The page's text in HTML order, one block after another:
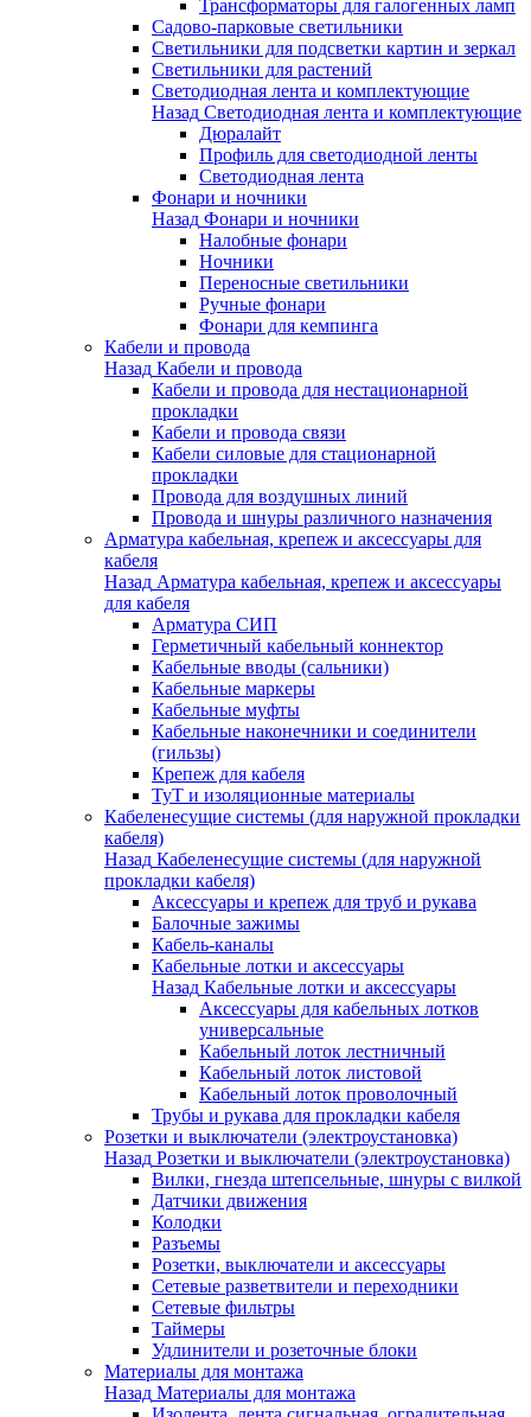
Трансформаторы для галогенных ламп
Садово-парковые светильники
Светильники для подсветки картин и зеркал
Светильники для растений
Светодиодная лента и комплектующие
Назад Светодиодная лента и комплектующие
Дюралайт
Профиль для светодиодной ленты
Светодиодная лента
Фонари и ночники
Назад Фонари и ночники
Налобные фонари
Ночники
Переносные светильники
Ручные фонари
Фонари для кемпинга
Кабели и провода
Назад Кабели и провода
Кабели и провода для нестационарной
прокладки
Кабели и провода связи
Кабели силовые для стационарной
прокладки
Провода для воздушных линий
Провода и шнуры различного назначения
Арматура кабельная, крепеж и аксессуары для
кабеля
Назад Арматура кабельная, крепеж и аксессуары
для кабеля
Арматура СИП
Герметичный кабельный коннектор
Кабельные вводы (сальники)
Кабельные маркеры
Кабельные муфты
Кабельные наконечники и соединители
(гильзы)
Крепеж для кабеля
ТуТ и изоляционные материалы
Кабеленесущие системы (для наружной прокладки
кабеля)
Назад Кабеленесущие системы (для наружной
прокладки кабеля)
Аксессуары и крепеж для труб и рукава
Балочные зажимы
Кабель-каналы
Кабельные лотки и аксессуары
Назад Кабельные лотки и аксессуары
Аксессуары для кабельных лотков
универсальные
Кабельный лоток лестничный
Кабельный лоток листовой
Кабельный лоток проволочный
Трубы и рукава для прокладки кабеля
Розетки и выключатели (электроустановка)
Назад Розетки и выключатели (электроустановка)
Вилки, гнезда штепсельные, шнуры с вилкой
Датчики движения
Колодки
Разъемы
Розетки, выключатели и аксессуары
Сетевые разветвители и переходники
Сетевые фильтры
Таймеры
Удлинители и розеточные блоки
Материалы для монтажа
Назад Материалы для монтажа